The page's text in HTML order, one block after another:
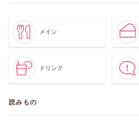
メイン
ドリンク
読みもの